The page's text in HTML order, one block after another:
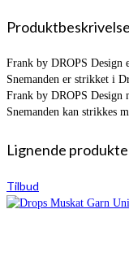
Produktbeskrivelse
Frank by DROPS Design
Snemanden er strikket i
Frank by DROPS Design
Snemanden kan strikkes
Lignende
Tilbud